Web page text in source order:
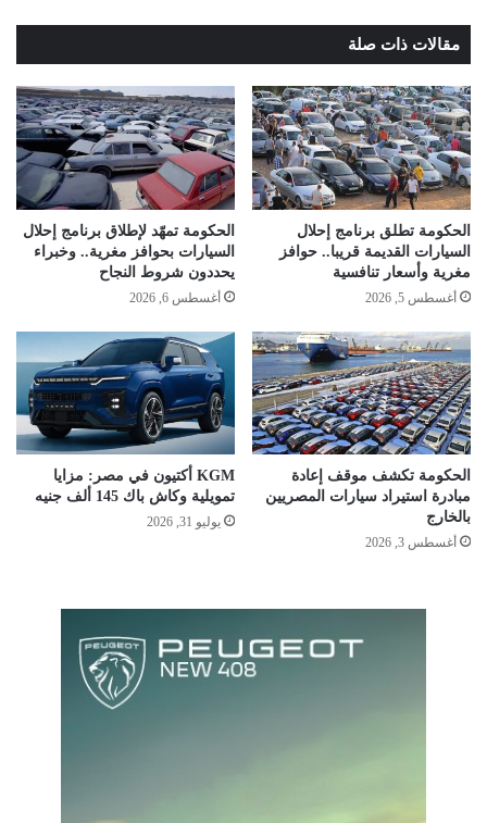
مقالات ذات صلة
الحكومة تطلق برنامج إحلال
السيارات القديمة قريبا.. حوافز
مغرية وأسعار تنافسية
أغسطس 5, 2026
الحكومة تمهّد لإطلاق برنامج إحلال
السيارات بحوافز مغرية.. وخبراء
يحددون شروط النجاح
أغسطس 6, 2026
الحكومة تكشف موقف إعادة
مبادرة استيراد سيارات المصريين
بالخارج
أغسطس 3, 2026
KGM أكتيون في مصر: مزايا
تمويلية وكاش باك 145 ألف جنيه
يوليو 31, 2026